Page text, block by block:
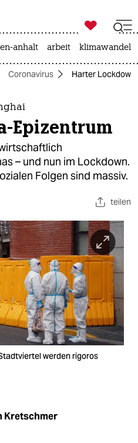
ich

taz zahl ich
anhalt arbeit klimawandel
Coronavirus Harter Lockdown
Epizentrum
– und nun im Lockdown.
Folgen sind massiv.
teilen
werden rigoros
Kretschmer